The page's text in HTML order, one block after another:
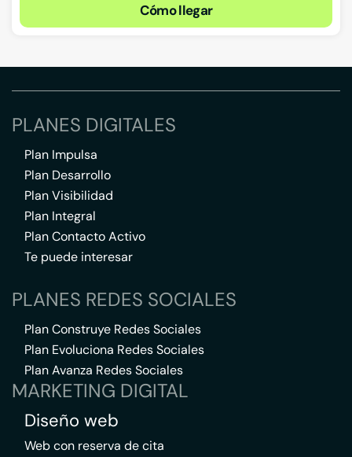
Cómo llegar
PLANES DIGITALES
Plan Impulsa
Plan Desarrollo
Plan Visibilidad
Plan Integral
Plan Contacto Activo
Te puede interesar
PLANES REDES SOCIALES
Plan Construye Redes Sociales
Plan Evoluciona Redes Sociales
Plan Avanza Redes Sociales
MARKETING DIGITAL
Diseño web
Web con reserva de cita